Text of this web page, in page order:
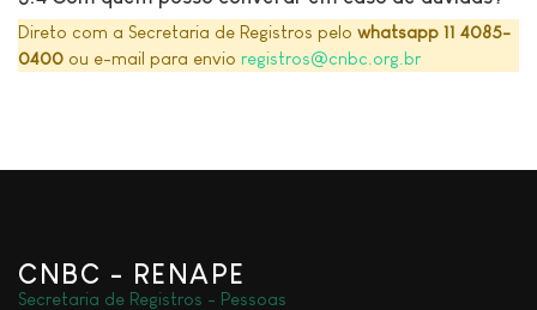
Direto com a Secretaria de Registros pelo whatsapp 11 4085-
0400 ou e-mail para envio registros@cnbc.org.br
CNBC - RENAPE
Secretaria de Registros - Pessoas